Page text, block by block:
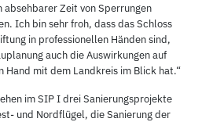
Zeit von Sperrungen
Ich bin sehr froh, dass das Schloss
in professionellen Händen sind,
auch die Auswirkungen auf
Hand mit dem Landkreis im Blick hat.“
im SIP I drei Sanierungsprojekte
und Nordflügel, die Sanierung der